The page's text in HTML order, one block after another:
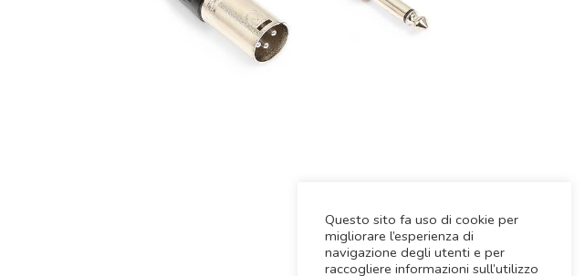
Questo sito fa uso di cookie per
migliorare l’esperienza di
navigazione degli utenti e per
raccogliere informazioni sull’utilizzo